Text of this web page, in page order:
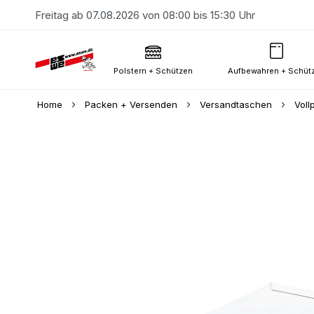
Freitag ab 07.08.2026 von 08:00 bis 15:30 Uhr
Polstern + Schützen Aufbewahren +
Home Packen + Versenden Versandtaschen